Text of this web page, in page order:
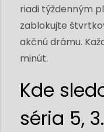
riadi týždenným
zablokujte
akčnú drámu.
minút.
Kde
séria 5,